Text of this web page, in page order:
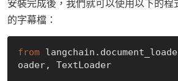
安裝完成後，我們就可以使用以下的程
的字幕檔：
from
oader, TextLoader